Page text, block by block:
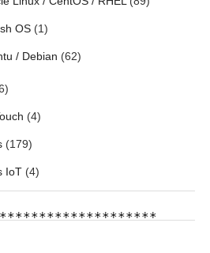
OS(1)
/ Debian (62)
(4)
(179)
IoT(4)